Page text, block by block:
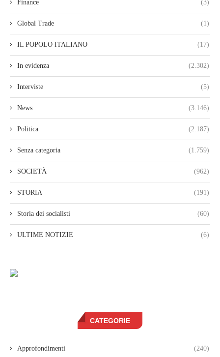
Finance (3)
Global Trade (1)
IL POPOLO ITALIANO (17)
In evidenza (2.302)
Interviste (5)
News (3.146)
Politica (2.187)
Senza categoria (1.759)
SOCIETÀ (962)
STORIA (191)
Storia dei socialisti (60)
ULTIME NOTIZIE (6)
CATEGORIE
Approfondimenti (240)